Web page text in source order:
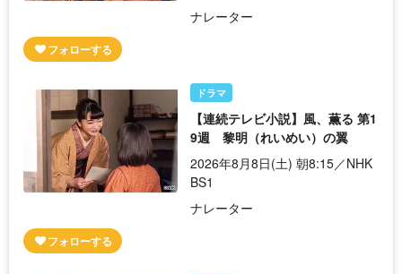
ナレーター
ドラマ
【連続テレビ小説】風、薫る 第1
9週 黎明（れいめい）の翼
2026年8月8日(土) 朝8:15／NHK
BS1
ナレーター